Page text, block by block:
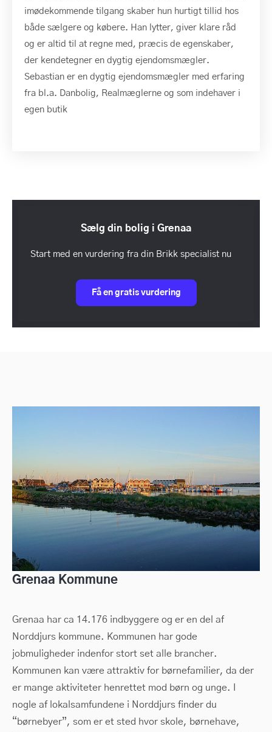
imødekommende tilgang skaber hun hurtigt tillid hos
både sælgere og købere. Han lytter, giver klare råd
og er altid til at regne med, præcis de egenskaber,
der kendetegner en dygtig ejendomsmægler.
Sebastian er en dygtig ejendomsmægler med erfaring
fra bl.a. Danbolig, Realmæglerne og som indehaver i
egen butik
Sælg din bolig i Grenaa
Start med en vurdering fra din Brikk specialist nu
Få en gratis vurdering
Grenaa Kommune
Grenaa har ca 14.176 indbyggere og er en del af
Norddjurs kommune. Kommunen har gode
jobmuligheder indenfor stort set alle brancher.
Kommunen kan være attraktiv for børnefamilier, da der
er mange aktiviteter henrettet mod børn og unge. I
nogle af lokalsamfundene i Norddjurs finder du
“børnebyer”, som er et sted hvor skole, børnehave,